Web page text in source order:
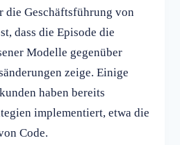
die Geschäftsführung von
dass die Episode die
Modelle gegenüber
zeige. Einige
haben bereits
implementiert, etwa die
Code.